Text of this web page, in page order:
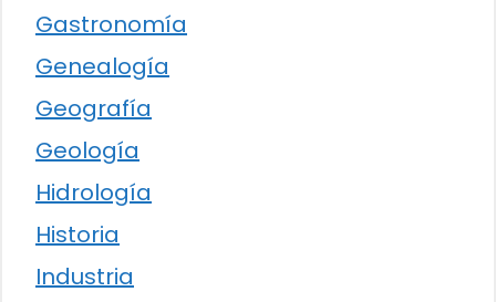
Gastronomía
Genealogía
Geografía
Geología
Hidrología
Historia
Industria